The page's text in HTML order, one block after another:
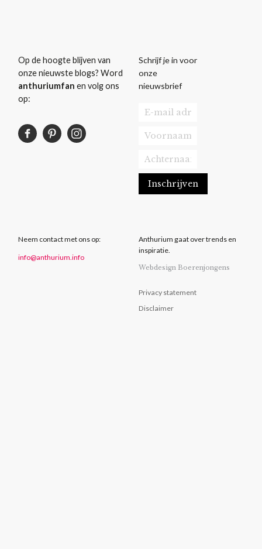
Op de hoogte blijven van
onze nieuwste blogs? Word
anthuriumfan en volg ons
op:
Schrijf je in voor
onze
nieuwsbrief
Neem contact met ons op:
info@anthurium.info
Anthurium gaat over trends en
inspiratie.
Webdesign Boerenjongens
Privacy statement
Disclaimer